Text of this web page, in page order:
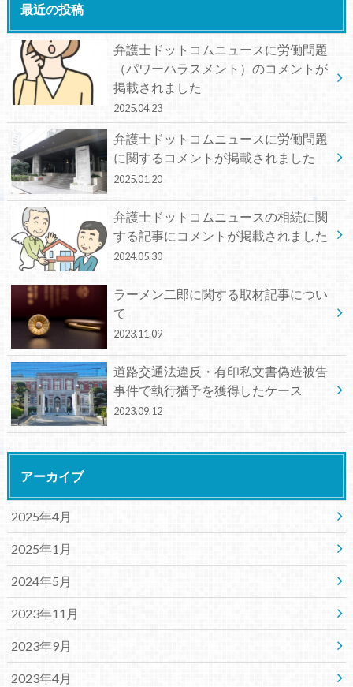
最近の投稿
弁護士ドットコムニュースに労働問題
（パワーハラスメント）のコメントが
掲載されました
2025.04.23
弁護士ドットコムニュースに労働問題
に関するコメントが掲載されました
2025.01.20
弁護士ドットコムニュースの相続に関
する記事にコメントが掲載されました
2024.05.30
ラーメン二郎に関する取材記事につい
て
2023.11.09
道路交通法違反・有印私文書偽造被告
事件で執行猶予を獲得したケース
2023.09.12
アーカイブ
2025年4月
2025年1月
2024年5月
2023年11月
2023年9月
2023年4月